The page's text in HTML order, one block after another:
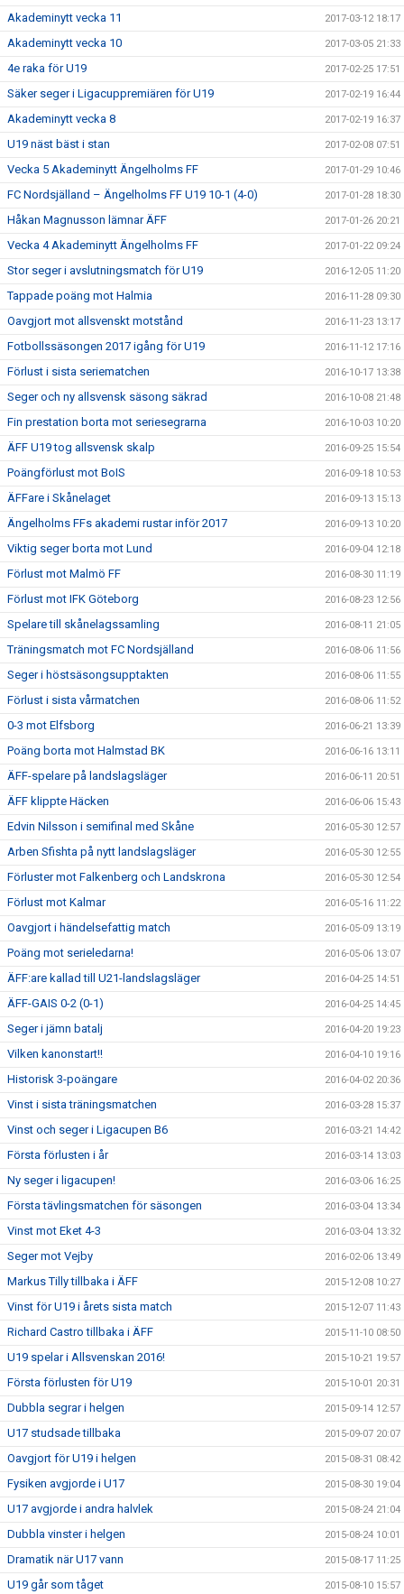
Akademinytt vecka 11 2017-03-12 18:17
Akademinytt vecka 10 2017-03-05 21:33
4e raka för U19 2017-02-25 17:51
Säker seger i Ligacuppremiären för U19 2017-02-19 16:44
Akademinytt vecka 8 2017-02-19 16:37
U19 näst bäst i stan 2017-02-08 07:51
Vecka 5 Akademinytt Ängelholms FF 2017-01-29 10:46
FC Nordsjälland – Ängelholms FF U19 10-1 (4-0) 2017-01-28 18:30
Håkan Magnusson lämnar ÄFF 2017-01-26 20:21
Vecka 4 Akademinytt Ängelholms FF 2017-01-22 09:24
Stor seger i avslutningsmatch för U19 2016-12-05 11:20
Tappade poäng mot Halmia 2016-11-28 09:30
Oavgjort mot allsvenskt motstånd 2016-11-23 13:17
Fotbollssäsongen 2017 igång för U19 2016-11-12 17:16
Förlust i sista seriematchen 2016-10-17 13:38
Seger och ny allsvensk säsong säkrad 2016-10-08 21:48
Fin prestation borta mot seriesegrarna 2016-10-03 10:20
ÄFF U19 tog allsvensk skalp 2016-09-25 15:54
Poängförlust mot BoIS 2016-09-18 10:53
ÄFFare i Skånelaget 2016-09-13 15:13
Ängelholms FFs akademi rustar inför 2017 2016-09-13 10:20
Viktig seger borta mot Lund 2016-09-04 12:18
Förlust mot Malmö FF 2016-08-30 11:19
Förlust mot IFK Göteborg 2016-08-23 12:56
Spelare till skånelagssamling 2016-08-11 21:05
Träningsmatch mot FC Nordsjälland 2016-08-06 11:56
Seger i höstsäsongsupptakten 2016-08-06 11:55
Förlust i sista vårmatchen 2016-08-06 11:52
0-3 mot Elfsborg 2016-06-21 13:39
Poäng borta mot Halmstad BK 2016-06-16 13:11
ÄFF-spelare på landslagsläger 2016-06-11 20:51
ÄFF klippte Häcken 2016-06-06 15:43
Edvin Nilsson i semifinal med Skåne 2016-05-30 12:57
Arben Sfishta på nytt landslagsläger 2016-05-30 12:55
Förluster mot Falkenberg och Landskrona 2016-05-30 12:54
Förlust mot Kalmar 2016-05-16 11:22
Oavgjort i händelsefattig match 2016-05-09 13:19
Poäng mot serieledarna! 2016-05-06 13:07
ÄFF:are kallad till U21-landslagsläger 2016-04-25 14:51
ÄFF-GAIS 0-2 (0-1) 2016-04-25 14:45
Seger i jämn batalj 2016-04-20 19:23
Vilken kanonstart!! 2016-04-10 19:16
Historisk 3-poängare 2016-04-02 20:36
Vinst i sista träningsmatchen 2016-03-28 15:37
Vinst och seger i Ligacupen B6 2016-03-21 14:42
Första förlusten i år 2016-03-14 13:03
Ny seger i ligacupen! 2016-03-06 16:25
Första tävlingsmatchen för säsongen 2016-03-04 13:34
Vinst mot Eket 4-3 2016-03-04 13:32
Seger mot Vejby 2016-02-06 13:49
Markus Tilly tillbaka i ÄFF 2015-12-08 10:27
Vinst för U19 i årets sista match 2015-12-07 11:43
Richard Castro tillbaka i ÄFF 2015-11-10 08:50
U19 spelar i Allsvenskan 2016! 2015-10-21 19:57
Första förlusten för U19 2015-10-01 20:31
Dubbla segrar i helgen 2015-09-14 12:57
U17 studsade tillbaka 2015-09-07 20:07
Oavgjort för U19 i helgen 2015-08-31 08:42
Fysiken avgjorde i U17 2015-08-30 19:04
U17 avgjorde i andra halvlek 2015-08-24 21:04
Dubbla vinster i helgen 2015-08-24 10:01
Dramatik när U17 vann 2015-08-17 11:25
U19 går som tåget 2015-08-10 15:57